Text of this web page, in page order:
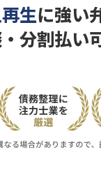
事務所
更新日 :
相談内
借金返
費用相
生に強い
分割払い